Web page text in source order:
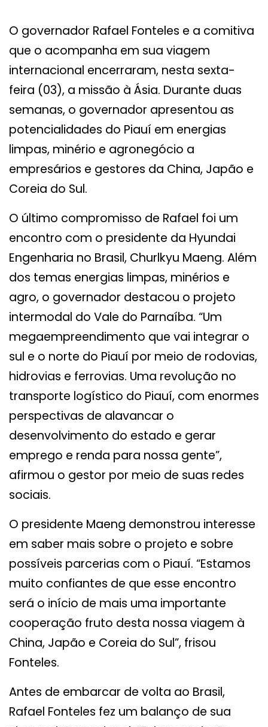
O governador Rafael Fonteles e a comitiva
que o acompanha em sua viagem
internacional encerraram, nesta sexta-
feira (03), a missão à Ásia. Durante duas
semanas, o governador apresentou as
potencialidades do Piauí em energias
limpas, minério e agronegócio a
empresários e gestores da China, Japão e
Coreia do Sul.
O último compromisso de Rafael foi um
encontro com o presidente da Hyundai
Engenharia no Brasil, Churlkyu Maeng. Além
dos temas energias limpas, minérios e
agro, o governador destacou o projeto
intermodal do Vale do Parnaíba. “Um
megaempreendimento que vai integrar o
sul e o norte do Piauí por meio de rodovias,
hidrovias e ferrovias. Uma revolução no
transporte logístico do Piauí, com enormes
perspectivas de alavancar o
desenvolvimento do estado e gerar
emprego e renda para nossa gente”,
afirmou o gestor por meio de suas redes
sociais.
O presidente Maeng demonstrou interesse
em saber mais sobre o projeto e sobre
possíveis parcerias com o Piauí. “Estamos
muito confiantes de que esse encontro
será o início de mais uma importante
cooperação fruto desta nossa viagem à
China, Japão e Coreia do Sul”, frisou
Fonteles.
Antes de embarcar de volta ao Brasil,
Rafael Fonteles fez um balanço de sua